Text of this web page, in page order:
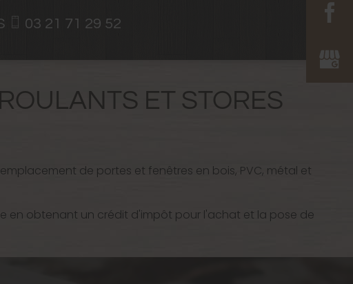
03 21 71 29 52
ET STORES
de portes et fenêtres en bois, PVC, métal et
en obtenant un crédit d'impôt pour l'achat et la pose de